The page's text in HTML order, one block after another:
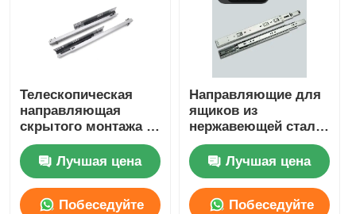
Телескопическая
направляющая
скрытого монтажа с
одним
выдвижением и
мягким
закрыванием, с
фиксатором
Лучшая цена
Побеседуйте
Направляющие для
ящиков из
нержавеющей стали
с плавным
закрыванием,
шарикоподшипниковые,
полного
выдвижения, 45 мм
Лучшая цена
Побеседуйте